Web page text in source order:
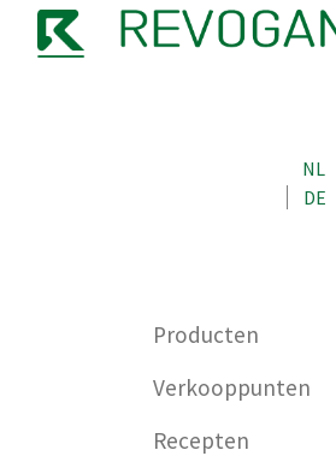
NL
DE
Producten
Verkooppunten
Recepten